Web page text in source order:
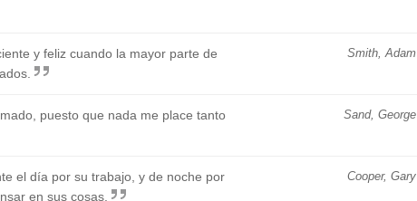
Smith, Adam
y feliz cuando la mayor parte de
Sand, George
puesto que nada me place tanto
Cooper, Gary
el día por su trabajo, y de noche por
en sus cosas.